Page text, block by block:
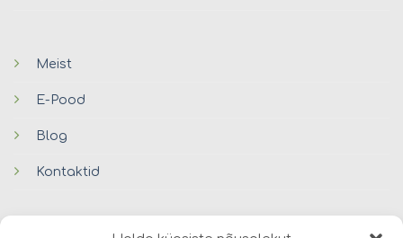
Meist
E-Pood
Blog
Kontaktid